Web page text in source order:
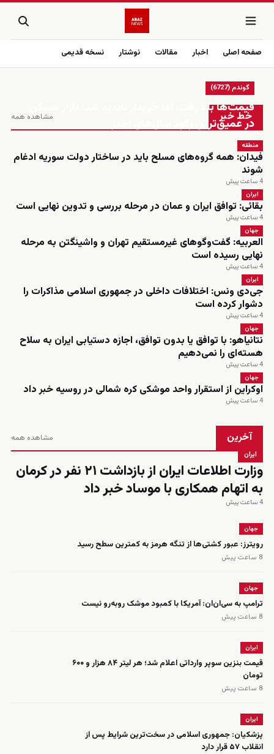
صفحه اصلی اخبار مقالات نوشتار نسخه قدیمی
زنده
خط خبر مشاهده همه
گوندم (6727)
قیمت‌ها بالا رفت، اما خریدار ناپدید شد؛ بازار مسکن
در عمیق‌ترین رکود سال‌های اخیر
منطقه
فیدان: همه گروه‌های مسلح باید در ساختار دولت سوریه ادغام
شوند
4 ساعت پیش
ایران
بقائی: توافق ایران و عمان در مرحله بررسی و تدوین نهایی است
4 ساعت پیش
جهان
العربیه: گفت‌وگوهای غیرمستقیم تهران و واشینگتن به مرحله
نهایی رسیده است
4 ساعت پیش
ایران
جی‌دی ونس: اختلافات داخلی در جمهوری اسلامی مذاکرات را
دشوار کرده است
4 ساعت پیش
جهان
نتانیاهو: با توافق یا بدون توافق، اجازه دستیابی ایران به سلاح
هسته‌ای را نمی‌دهیم
4 ساعت پیش
جهان
اوکراین از استقرار واحد موشکی کره شمالی در روسیه خبر داد
4 ساعت پیش
آخرین مشاهده همه
ایران
وزارت اطلاعات ایران از بازداشت ۲۱ نفر در کرمان
به اتهام همکاری با موساد خبر داد
4 ساعت پیش
جهان
رویترز: عبور کشتی‌ها از تنگه هرمز به کمترین سطح رسید
8 ساعت پیش
جهان
ترامپ به سی‌ان‌ان: آمریکا با کمبود موشک روبه‌رو نیست
8 ساعت پیش
ایران
قیمت بنزین سوپر وارداتی اعلام شد؛ هر لیتر ۸۴ هزار و ۶۰۰
تومان
8 ساعت پیش
ایران
پزشکیان: جمهوری اسلامی در سخت‌ترین شرایط پس از
انقلاب ۵۷ قرار دارد